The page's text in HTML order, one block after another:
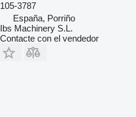
105-3787
España, Porriño
Ibs Machinery S.L.
Contacte con el vendedor